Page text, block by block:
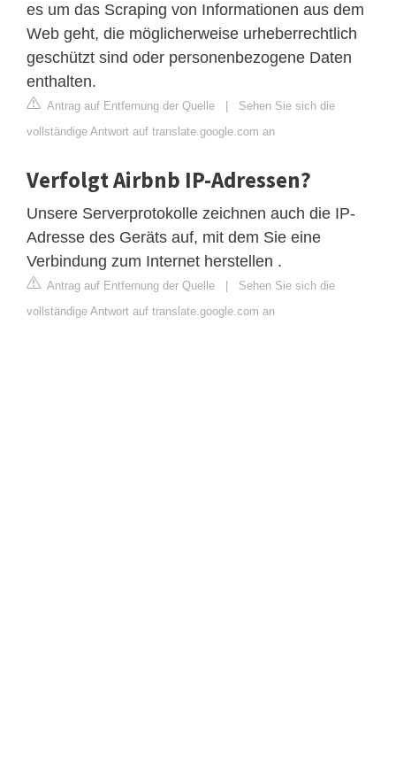
es um das Scraping von Informationen aus dem
Web geht, die möglicherweise urheberrechtlich
geschützt sind oder personenbezogene Daten
enthalten.
Antrag auf Entfernung der Quelle | Sehen Sie sich die
vollständige Antwort auf translate.google.com an
Verfolgt Airbnb IP-Adressen?
Unsere Serverprotokolle zeichnen auch die IP-
Adresse des Geräts auf, mit dem Sie eine
Verbindung zum Internet herstellen .
Antrag auf Entfernung der Quelle | Sehen Sie sich die
vollständige Antwort auf translate.google.com an